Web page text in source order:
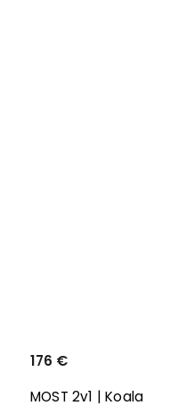
MOST 2v1 | Koala
176 €